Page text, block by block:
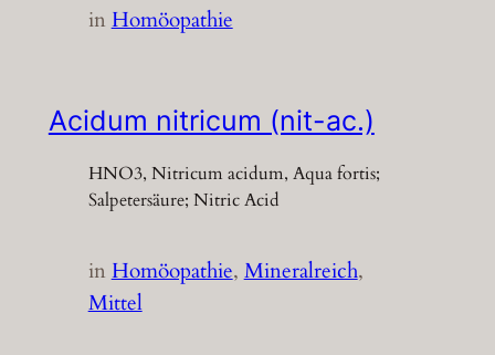
inHomöopathie
Acidum nitricum (nit-ac.)
HNO3, Nitricum acidum, Aqua fortis;
Salpetersäure; Nitric Acid
inHomöopathie, Mineralreich
Mittel